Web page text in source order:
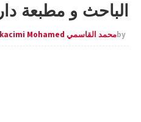
الباحث و مطبعة
byمحمد القاسمي Al kacimi Mohamed